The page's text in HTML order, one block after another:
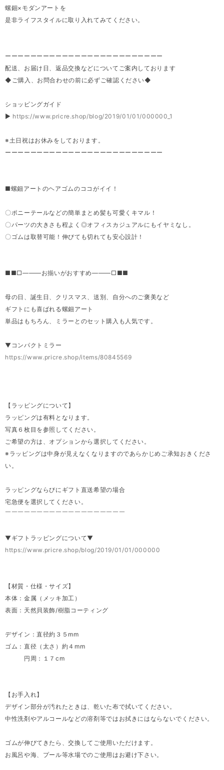
螺鈿×モダンアートを
是非ライフスタイルに取り入れてみてください。
ーーーーーーーーーーーーーーーーーーーーーーーーー
配送、お届け日、返品交換などについてご案内しております
◆ご購入、お問合わせの前に必ずご確認ください◆
ショッピングガイド
▶ https://www.pricre.shop/blog/2019/01/01/000000_1
※土日祝はお休みをしております。
ーーーーーーーーーーーーーーーーーーーーーーーーー
■螺鈿アートのヘアゴムのココがイイ！
〇ポニーテールなどの簡単まとめ髪も可愛くキマル！
〇パーツの大きさも程よく◎オフィスカジュアルにもイヤミなし。
〇ゴムは取替可能！伸びても切れても安心設計！
■■□―――お揃いがおすすめ―――□■■
母の日、誕生日、クリスマス、送別、自分へのご褒美など
ギフトにも喜ばれる螺鈿アート
単品はもちろん、ミラーとのセット購入も人気です。
▼コンパクトミラー
https://www.pricre.shop/items/80845569
【ラッピングについて】
ラッピングは有料となります。
写真６枚目を参照してください。
ご希望の方は、オプションから選択してください。
※ラッピングは中身が見えなくなりますのであらかじめご承知おきくださ
い。
ラッピングならびにギフト直送希望の場合
宅急便を選択してください。
￣￣￣￣￣￣￣￣￣￣￣￣￣￣￣￣￣￣￣
▼ギフトラッピングについて▼
https://www.pricre.shop/blog/2019/01/01/000000
【材質・仕様・サイズ】
本体：金属（メッキ加工）
表面：天然貝装飾/樹脂コーティング
デザイン：直径約３５mm
ゴム：直径（太さ）約４mm
円周：１７cm
【お手入れ】
デザイン部分が汚れたときは、乾いた布で拭いてください。
中性洗剤やアルコールなどの溶剤等ではお拭きにはならないでください。
ゴムが伸びてきたら、交換してご使用いただけます。
お風呂や海、プール等水場でのご使用はお避け下さい。